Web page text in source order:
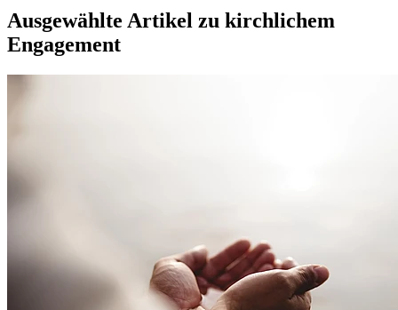
Ausgewählte Artikel zu kirchlichem
Engagement